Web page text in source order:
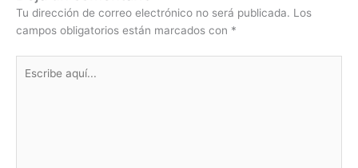
Tu dirección de correo electrónico no será publicada. Los
campos obligatorios están marcados con *
aquí...